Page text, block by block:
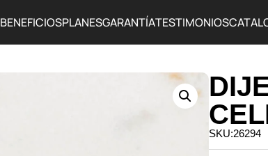
BENEFICIOSPLANESGARANTÍATESTIMONIOS
SKU:26294